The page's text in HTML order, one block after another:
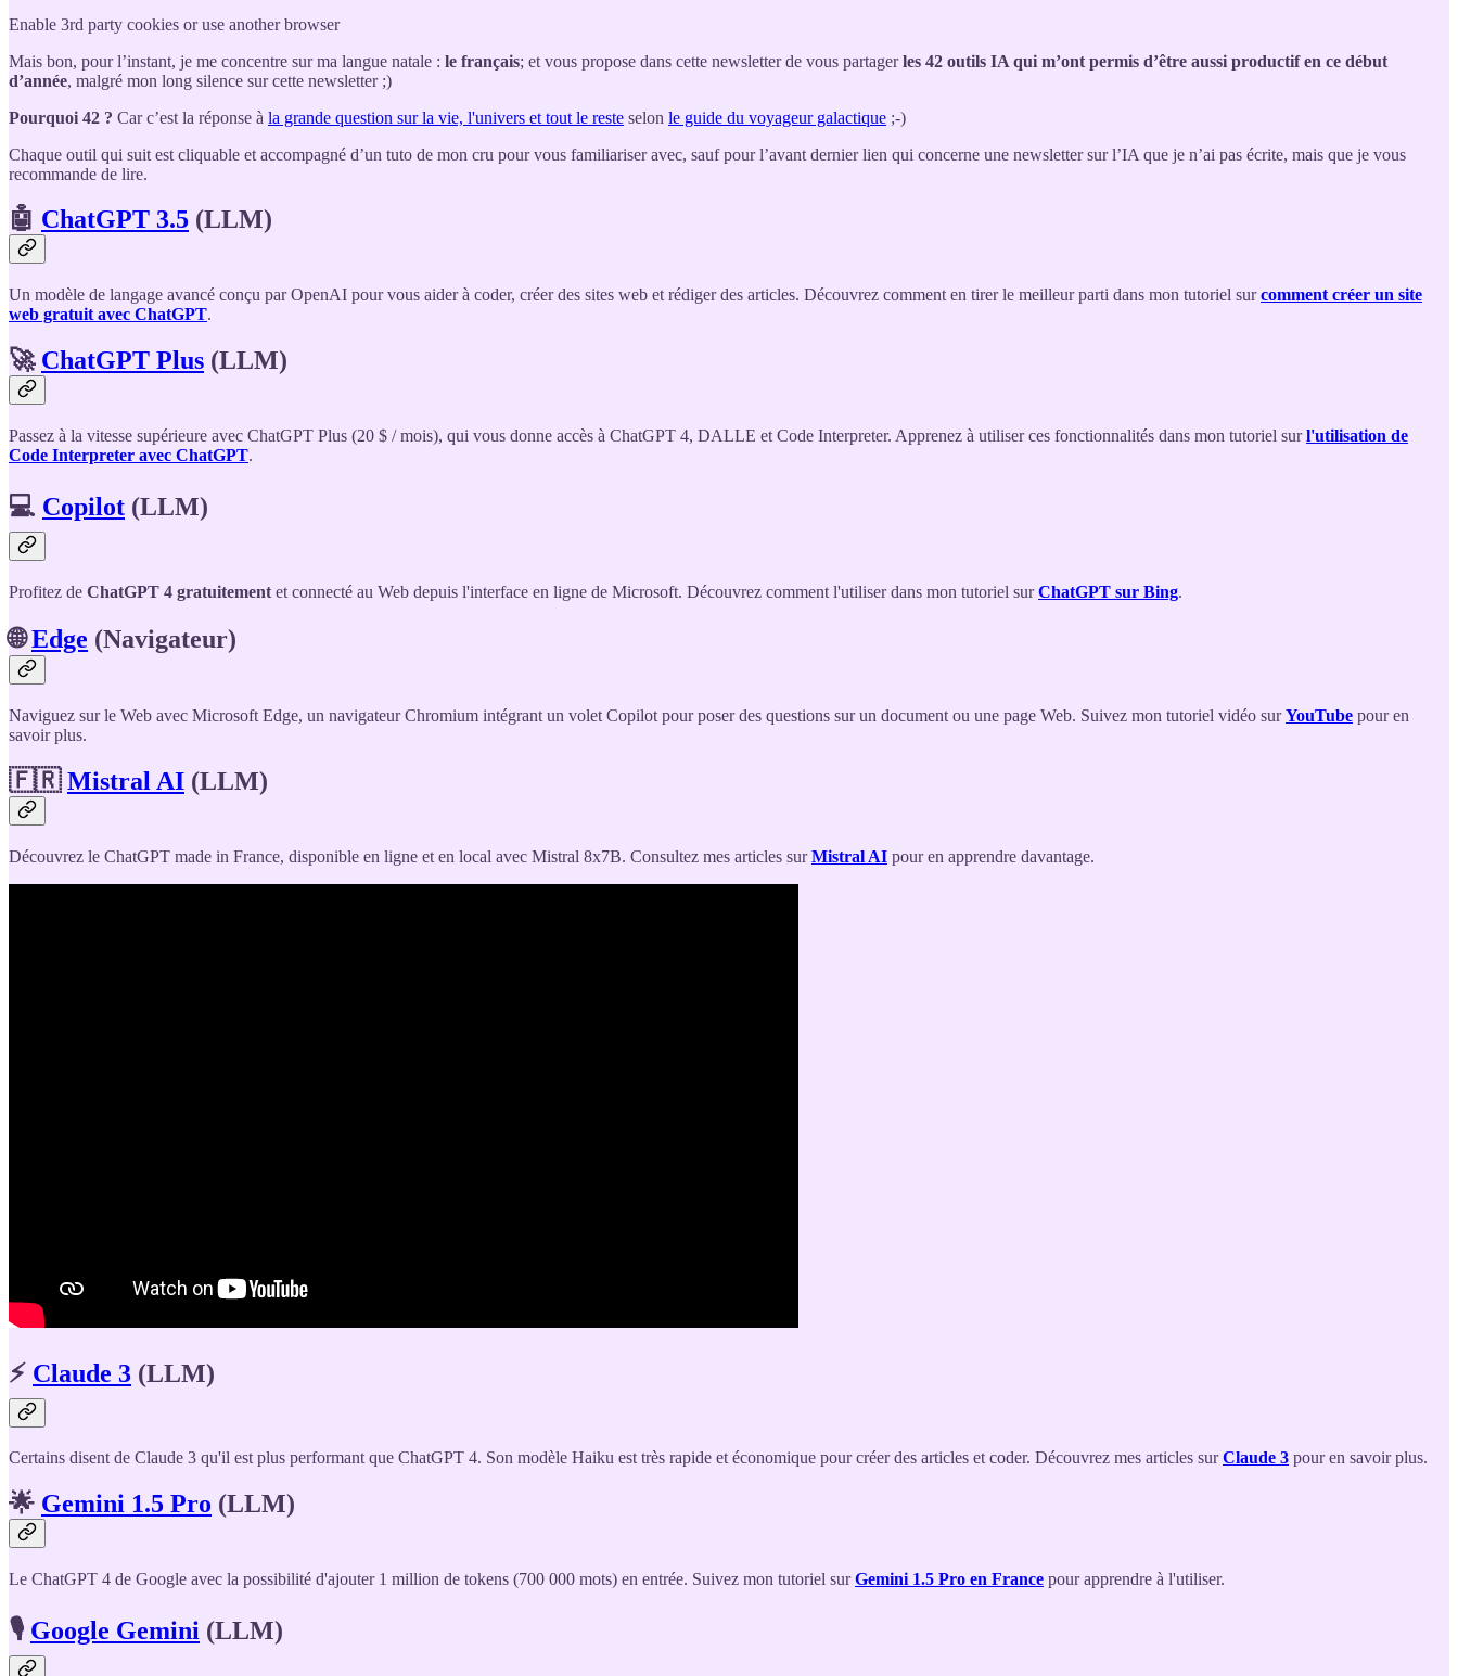
Enable 3rd party cookies or use another browser
Mais bon, pour l’instant, je me concentre sur ma langue natale : le français; et vous propose dans cette newsletter de vous partagerles 42 outils IA qui m’ont permis d’être aussi productif en ce début
d’année, malgré mon long silence sur cette newsletter ;)
Pourquoi 42 ? Car c’est la réponse à la grande question sur la vie, l'univers et tout le reste selon le guide du voyageur galactique ;-)
Chaque outil qui suit est cliquable et accompagné d’un tuto de mon cru pour vous familiariser avec, sauf pour l’avant dernier lien qui concerne une newsletter sur l’IA que je n’ai pas écrite, mais que je vous
recommande de lire.
🤖 ChatGPT 3.5 (LLM)
Un modèle de langage avancé conçu par OpenAI pour vous aider à coder, créer des sites web et rédiger des articles. Découvrez comment en tirer le meilleur parti dans mon tutoriel surcomment créer un site
web gratuit avec ChatGPT.
🚀 ChatGPT Plus (LLM)
Passez à la vitesse supérieure avec ChatGPT Plus (20 $ / mois), qui vous donne accès à ChatGPT 4, DALLE et Code Interpreter. Apprenez à utiliser ces fonctionnalités dans mon tutoriel surl'utilisation de
Code Interpreter avec ChatGPT.
💻 Copilot (LLM)
Profitez de ChatGPT 4 gratuitement et connecté au Web depuis l'interface en ligne de Microsoft. Découvrez comment l'utiliser dans mon tutoriel surChatGPT sur Bing.
🌐Edge (Navigateur)
Naviguez sur le Web avec Microsoft Edge, un navigateur Chromium intégrant un volet Copilot pour poser des questions sur un document ou une page Web. Suivez mon tutoriel vidéo surYouTube pour en
savoir plus.
🇫🇷Mistral AI (LLM)
Découvrez le ChatGPT made in France, disponible en ligne et en local avec Mistral 8x7B. Consultez mes articles surMistral AI pour en apprendre davantage.
⚡️ Claude 3 (LLM)
Certains disent de Claude 3 qu'il est plus performant que ChatGPT 4. Son modèle Haiku est très rapide et économique pour créer des articles et coder. Découvrez mes articles surClaude 3 pour en savoir plus.
🌟 Gemini 1.5 Pro (LLM)
Le ChatGPT 4 de Google avec la possibilité d'ajouter 1 million de tokens (700 000 mots) en entrée. Suivez mon tutoriel surGemini 1.5 Pro en France pour apprendre à l'utiliser.
🎙️ Google Gemini (LLM)